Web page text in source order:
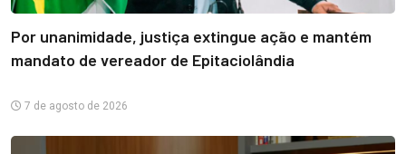
Por unanimidade, justiça extingue ação e mantém
mandato de vereador de Epitaciolândia
7 de agosto de 2026